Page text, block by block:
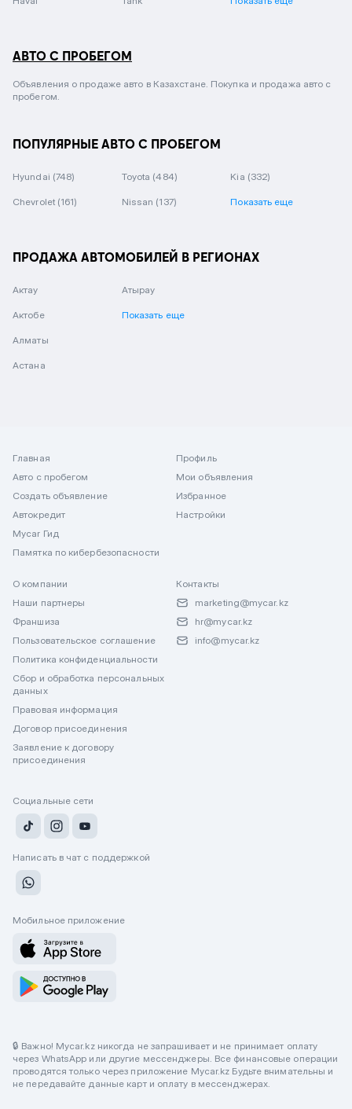
АВТО С ПРОБЕГОМ
Объявления о продаже авто в Казахстане. Покупка и продажа авто с
пробегом.
ПОПУЛЯРНЫЕ АВТО С ПРОБЕГОМ
Hyundai (748) Toyota (484) Kia (332)
Chevrolet (161) Nissan (137) Показать еще
ПРОДАЖА АВТОМОБИЛЕЙ В РЕГИОНАХ
Актау
Актобе
Алматы
Астана
Атырау
Показать еще
Главная
Авто с пробегом
Создать объявление
Автокредит
Mycar Гид
Памятка по кибербезопасности
Профиль
Мои объявления
Избранное
Настройки
О компании
Наши партнеры
Франшиза
Пользовательское соглашение
Политика конфиденциальности
Сбор и обработка персональных
данных
Правовая информация
Договор присоединения
Заявление к договору
присоединения
Контакты
marketing@mycar.kz
hr@mycar.kz
info@mycar.kz
Социальные сети
Написать в чат с поддержкой
Мобильное приложение
🔒 Важно! Mycar.kz никогда не запрашивает и не принимает оплату
через WhatsApp или другие мессенджеры. Все финансовые операции
проводятся только через приложение Mycar.kz Будьте внимательны и
не передавайте данные карт и оплату в мессенджерах.